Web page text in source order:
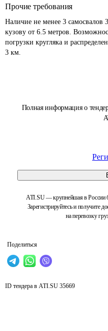
Полная информация о
ATI.SU — крупнейшая в России
Зарегистрируйтесь и получите
на перевозку
Поделиться
Прочие требования
Наличие не менее 3
кузову от 6.5 метров.
погрузки кругляка и
3 км.
ID тендера в ATI.SU 35669